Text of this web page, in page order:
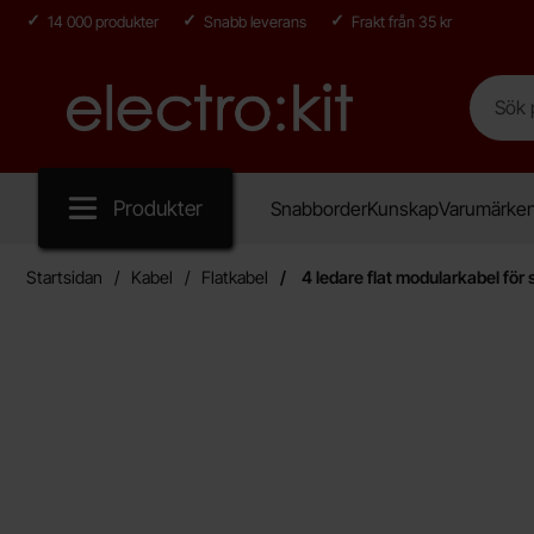
14 000 produkter Snabb leverans Frakt från 35 kr
Startsidan för Electro:kit
Sök
Sök på
Produkter SnabborderKunskap
Startsidan Kabel Flatkabel 4 ledare flat modularkabel för